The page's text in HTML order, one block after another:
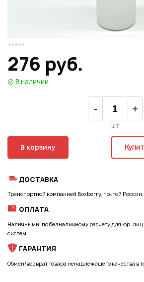
276 руб.
В наличии
- +
шт
В корзину
ДОСТАВКА
Транспортной компанией Boxberry, почтой
ОПЛАТА
Наличными, по безналичному расчету для юр.
систем
ГАРАНТИЯ
Обмен/возврат товара ненадлежащего качества в
ВОЙТИ ЧЕРЕЗ GOOGLE